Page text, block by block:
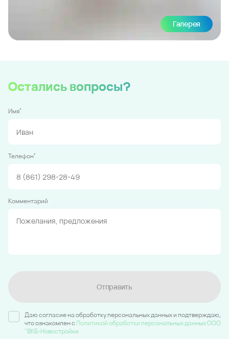
Галерея
Остались вопросы?
Имя*
Телефон*
Комментарий
Отправить
Даю согласие на обработку персональных данных и подтверждаю,
что ознакомлен c Политикой обработки персональных данных ООО
"ВКБ-Новостройки